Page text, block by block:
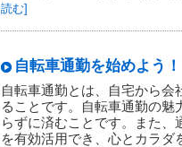
読む]
自転車通勤を始めよう！
自転車通勤とは、自宅から
ることです。自転車通勤の
らずに済むことです。また
を有効活用でき、心とカラダ